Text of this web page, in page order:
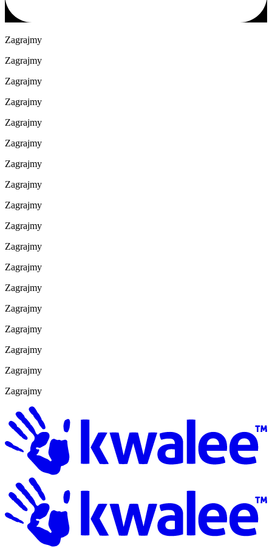
Zagrajmy
Zagrajmy
Zagrajmy
Zagrajmy
Zagrajmy
Zagrajmy
Zagrajmy
Zagrajmy
Zagrajmy
Zagrajmy
Zagrajmy
Zagrajmy
Zagrajmy
Zagrajmy
Zagrajmy
Zagrajmy
Zagrajmy
Zagrajmy